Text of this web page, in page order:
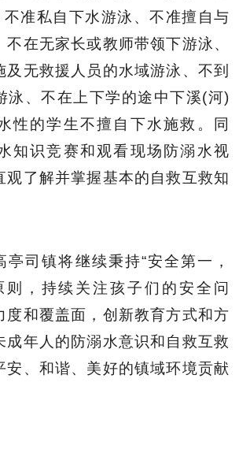
不准私自下水游泳、不准擅自与
在无家长或教师带领下游泳、
及无救援人员的水域游泳、不到
泳、不在上下学的途中下溪(河)
性的学生不擅自下水施救。同
知识竞赛和观看现场防溺水视
观了解并掌握基本的自救互救知
亭司镇将继续秉持“安全第一，
则，持续关注孩子们的安全问
度和覆盖面，创新教育方式和方
成年人的防溺水意识和自救互救
安、和谐、美好的镇域环境贡献